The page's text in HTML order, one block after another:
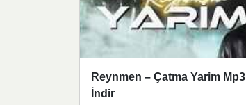
Reynmen – Çatma Yarim Mp3
İndir